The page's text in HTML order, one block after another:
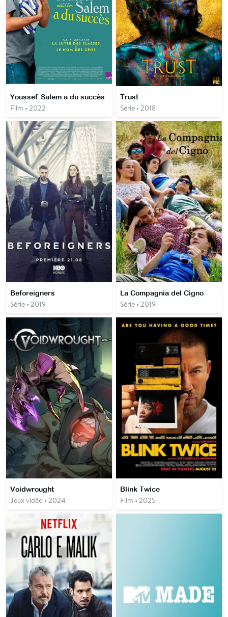
Youssef Salem a du succès
Film • 2022
Trust
Série • 2018
Beforeigners
Série • 2019
La Compagnia del Cigno
Série • 2019
Voidwrought
Jeux vidéo • 2024
Blink Twice
Film • 2025